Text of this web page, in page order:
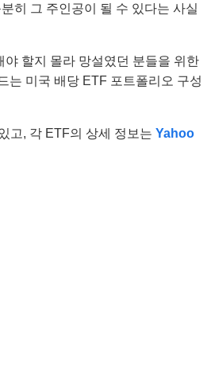
히 그 주인공이 될 수 있다는 사실
할지 몰라 망설였던 분들을 위한
는 미국 배당 ETF 포트폴리오 구성
고, 각 ETF의 상세 정보는 Yahoo